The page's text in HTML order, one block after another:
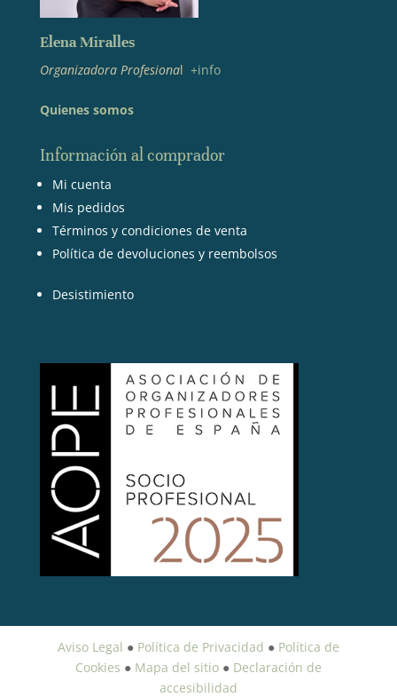
Elena Miralles
Organizadora Profesional +info
Quienes somos
Información al comprador
Mi cuenta
Mis pedidos
Términos y condiciones de venta
Política de devoluciones y reembolsos
Desistimiento
Aviso Legal ● Política de Privacidad ● Política de
Cookies ● Mapa del sitio● Declaración de
accesibilidad